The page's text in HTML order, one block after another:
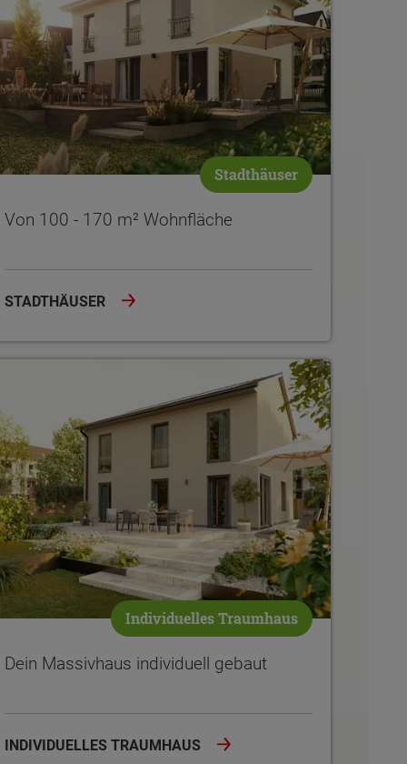
Stadthäuser
Von 100 - 170 m² Wohnfläche
STADTHÄUSER
Individuelles Traumhaus
Dein Massivhaus individuell gebaut
INDIVIDUELLES TRAUMHAUS